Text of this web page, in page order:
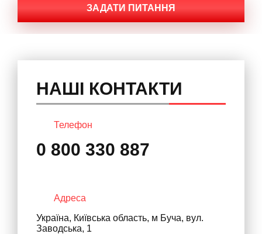
ЗАДАТИ ПИТАННЯ
НАШІ КОНТАКТИ
Телефон
0 800 330 887
Адреса
Україна, Київська область, м Буча, вул.
Заводська, 1